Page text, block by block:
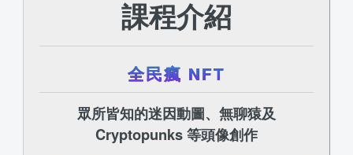
課程介紹
全民瘋 NFT
眾所皆知的迷因動圖、無聊猿及
Cryptopunks 等頭像創作